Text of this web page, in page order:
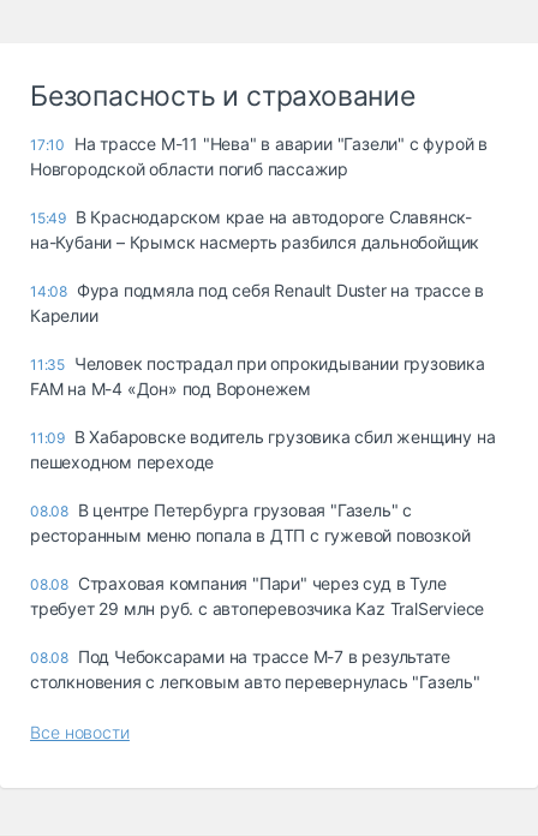
Безопасность и страхование
17:10
На трассе М-11 "Нева" в аварии "Газели" с фурой в
Новгородской области погиб пассажир
15:49 В Краснодарском крае на автодороге Славянск-
на-Кубани – Крымск насмерть разбился дальнобойщик
14:08 Фура подмяла под себя Renault Duster на трассе в
Карелии
11:35 Человек пострадал при опрокидывании грузовика
FAM на М-4 «Дон» под Воронежем
11:09 В Хабаровске водитель грузовика сбил женщину на
пешеходном переходе
08.08 В центре Петербурга грузовая "Газель" с
ресторанным меню попала в ДТП с гужевой повозкой
08.08 Страховая компания "Пари" через суд в Туле
требует 29 млн руб. с автоперевозчика Kaz TralServiece
08.08 Под Чебоксарами на трассе М-7 в результате
столкновения с легковым авто перевернулась "Газель"
Все новости